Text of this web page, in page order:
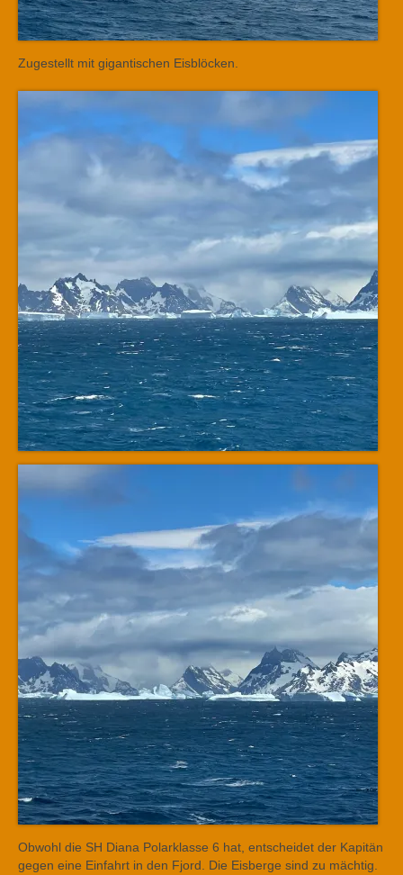
Zugestellt mit gigantischen Eisblöcken.
Obwohl die SH Diana Polarklasse 6 hat, entscheidet der Kapitän
gegen eine Einfahrt in den Fjord. Die Eisberge sind zu mächtig.